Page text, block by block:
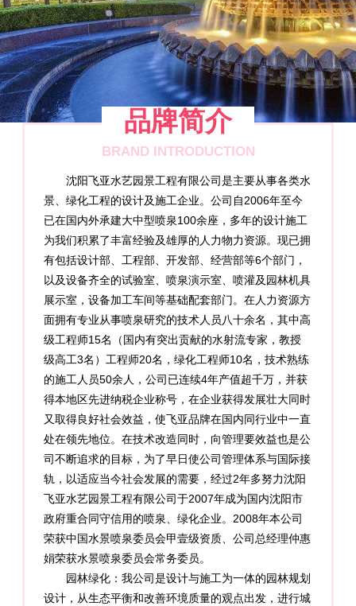
品牌简介
BRAND INTRODUCTION
沈阳飞亚水艺园景工程有限公司是主要从事各类水
景、绿化工程的设计及施工企业。公司自2006年至今
已在国内外承建大中型喷泉100余座，多年的设计施工
为我们积累了丰富经验及雄厚的人力物力资源。现已拥
有包括设计部、工程部、开发部、经营部等6个部门，
以及设备齐全的试验室、喷泉演示室、喷灌及园林机具
展示室，设备加工车间等基础配套部门。在人力资源方
面拥有专业从事喷泉研究的技术人员八十余名，其中高
级工程师15名（国内有突出贡献的水射流专家，教授
级高工3名）工程师20名，绿化工程师10名，技术熟练
的施工人员50余人，公司已连续4年产值超千万，并获
得本地区先进纳税企业称号，在企业获得发展壮大同时
又取得良好社会效益，使飞亚品牌在国内同行业中一直
处在领先地位。在技术改造同时，向管理要效益也是公
司不断追求的目标，为了早日使公司管理体系与国际接
轨，以适应当今社会发展的需要，经过2年多努力沈阳
飞亚水艺园景工程有限公司于2007年成为国内沈阳市
政府重合同守信用的喷泉、绿化企业。2008年本公司
荣获中国水景喷泉委员会甲壹级资质、公司总经理仲惠
娟荣获水景喷泉委员会常务委员。
园林绿化：我公司是设计与施工为一体的园林规划
设计，从生态平衡和改善环境质量的观点出发，进行城